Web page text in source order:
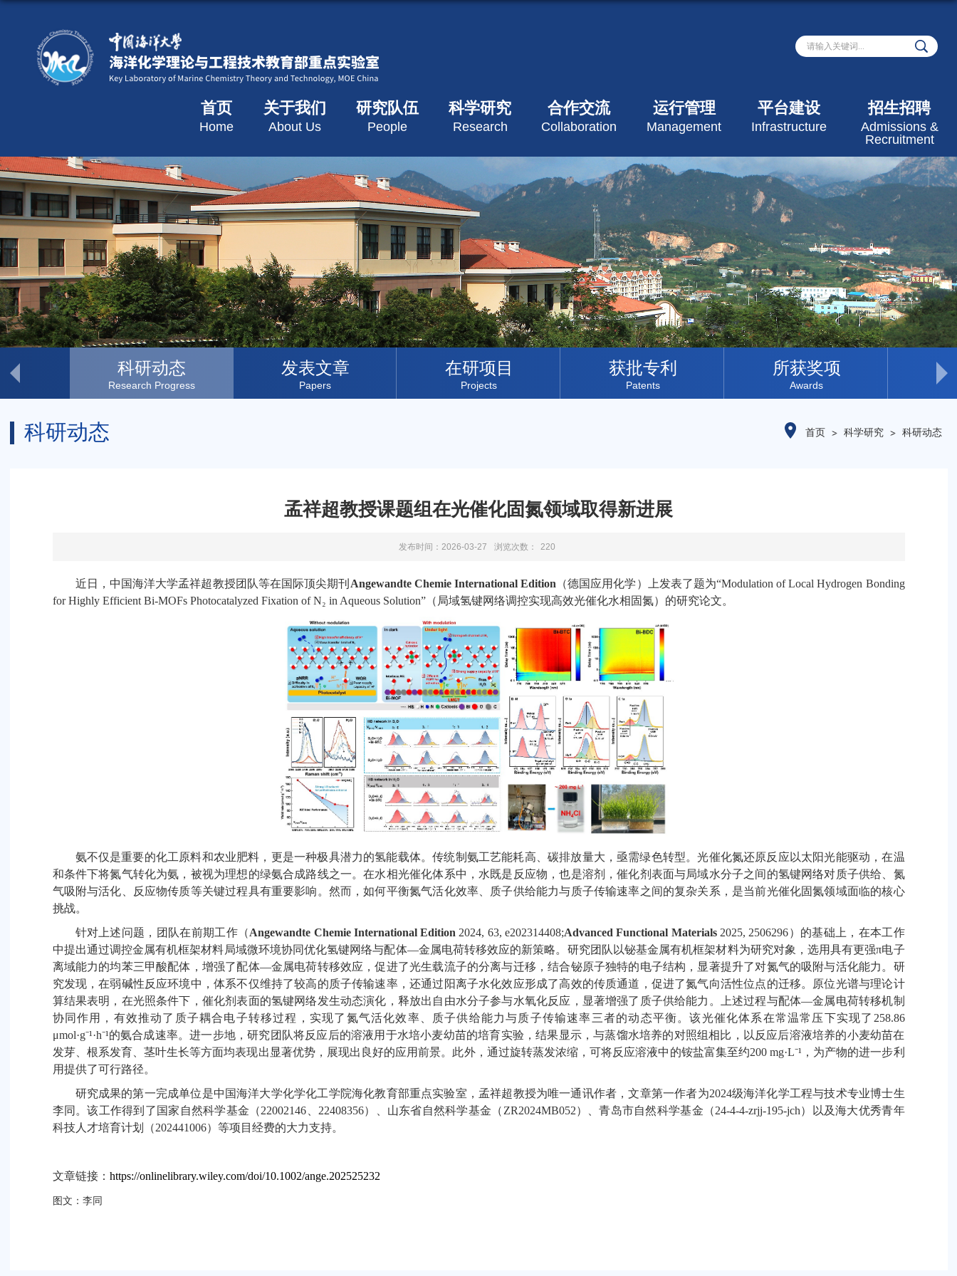
首页
Home
关于我们
About Us
研究队伍
People
科学研究
Research
合作交流
Collaboration
运行管理
Management
平台建设
Infrastructure
招生招聘
Admissions &
Recruitment
科研动态
Research Progress
发表文章
Papers
在研项目
Projects
获批专利
Patents
所获奖项
Awards
研
首页 科学研究 科研动态
科研动态
孟祥超教授课题组在光催化固氮领域取得新进展
发布时间：2026-03-27 浏览次数： 220
近日，中国海洋大学孟祥超教授团队等在国际顶尖期刊 Angewandte Chemie International Edition （德国应用化学）上发表了题为“Modulation of Local Hydrogen Bonding
for Highly Efficient Bi-MOFs Photocatalyzed Fixation of N₂ in Aqueous Solution”（局域氢键网络调控实现高效光催化水相固氮）的研究论文。
氨不仅是重要的化工原料和农业肥料，更是一种极具潜力的氢能载体。传统制氨工艺能耗高、碳排放量大，亟需绿色转型。光催化氮还原反应以太阳光能驱动，在温
和条件下将氮气转化为氨，被视为理想的绿氨合成路线之一。在水相光催化体系中，水既是反应物，也是溶剂，催化剂表面与局域水分子之间的氢键网络对质子供给、氮
气吸附与活化、反应物传质等关键过程具有重要影响。然而，如何平衡氮气活化效率、质子供给能力与质子传输速率之间的复杂关系，是当前光催化固氮领域面临的核心
挑战。
针对上述问题，团队在前期工作（Angewandte Chemie International Edition 2024, 63, e202314408;Advanced Functional Materials2025, 2506296）的基础上，在本工作
中提出通过调控金属有机框架材料局域微环境协同优化氢键网络与配体—金属电荷转移效应的新策略。研究团队以铋基金属有机框架材料为研究对象，选用具有更强π电子
离域能力的均苯三甲酸配体，增强了配体—金属电荷转移效应，促进了光生载流子的分离与迁移，结合铋原子独特的电子结构，显著提升了对氮气的吸附与活化能力。研
究发现，在弱碱性反应环境中，体系不仅维持了较高的质子传输速率，还通过阳离子水化效应形成了高效的传质通道，促进了氮气向活性位点的迁移。原位光谱与理论计
算结果表明，在光照条件下，催化剂表面的氢键网络发生动态演化，释放出自由水分子参与水氧化反应，显著增强了质子供给能力。上述过程与配体—金属电荷转移机制
协同作用，有效推动了质子耦合电子转移过程，实现了氮气活化效率、质子供给能力与质子传输速率三者的动态平衡。该光催化体系在常温常压下实现了 258.86
μmol·g⁻¹·h⁻¹的氨合成速率。进一步地，研究团队将反应后的溶液用于水培小麦幼苗的培育实验，结果显示，与蒸馏水培养的对照组相比，以反应后溶液培养的小麦幼苗在
发芽、根系发育、茎叶生长等方面均表现出显著优势，展现出良好的应用前景。此外，通过旋转蒸发浓缩，可将反应溶液中的铵盐富集至约200 mg·L⁻¹ ，为产物的进一步利
用提供了可行路径。
研究成果的第一完成单位是中国海洋大学化学化工学院海化教育部重点实验室，孟祥超教授为唯一通讯作者，文章第一作者为2024级海洋化学工程与技术专业博士生
李同。该工作得到了国家自然科学基金（22002146 22408356）、山东省自然科学基金（ ZR2024MB052）、青岛市自然科学基金（24-4-4-zrjj-195-jch）以及海大优秀青年
科技人才培育计划（202441006）等项目经费的大力支持。
文章链接： https://onlinelibrary.wiley.com/doi/10.1002/ange.202525232
图文：李同